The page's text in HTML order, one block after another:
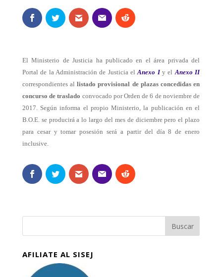
El Ministerio de Justicia ha publicado en el área privada del
Portal de la Administración de Justicia elAnexo Iy elAnexo II
correspondientes allistado provisional de plazas concedidas en
concurso de traslado convocado por Orden de 6 de noviembre de
2017. Según informa el propio Ministerio, la publicación en el
B.O.E. se producirá a lo largo del mes de diciembre pero el plazo
para cesar y tomar posesión será a partir del día 8 de enero
inclusive.
AFILIATE AL SISEJ